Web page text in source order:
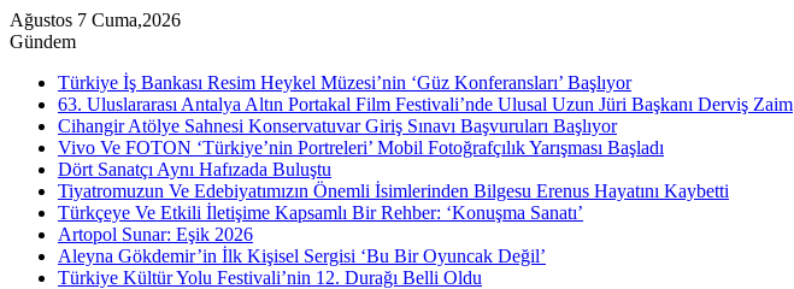
Ağustos 7 Cuma,2026
Gündem
Türkiye İş Bankası Resim Heykel Müzesi’nin ‘Güz Konferansları’ Başlıyor
63. Uluslararası Antalya Altın Portakal Film Festivali’nde Ulusal Uzun Jüri Başkanı Derviş Zaim
Cihangir Atölye Sahnesi Konservatuvar Giriş Sınavı Başvuruları Başlıyor
Vivo Ve FOTON ‘Türkiye’nin Portreleri’ Mobil Fotoğrafçılık Yarışması Başladı
Dört Sanatçı Aynı Hafızada Buluştu
Tiyatromuzun Ve Edebiyatımızın Önemli İsimlerinden Bilgesu Erenus Hayatını Kaybetti
Türkçeye Ve Etkili İletişime Kapsamlı Bir Rehber: ‘Konuşma Sanatı’
Artopol Sunar: Eşik 2026
Aleyna Gökdemir’in İlk Kişisel Sergisi ‘Bu Bir Oyuncak Değil’
Türkiye Kültür Yolu Festivali’nin 12. Durağı Belli Oldu